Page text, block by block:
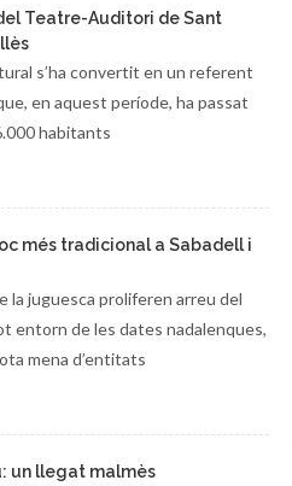
Teatre-Auditori de Sant
s’ha convertit en un referent
en aquest període, ha passat
habitants
més tradicional a Sabadell i
la juguesca proliferen arreu del
entorn de les dates nadalenques,
mena d’entitats
un llegat malmès